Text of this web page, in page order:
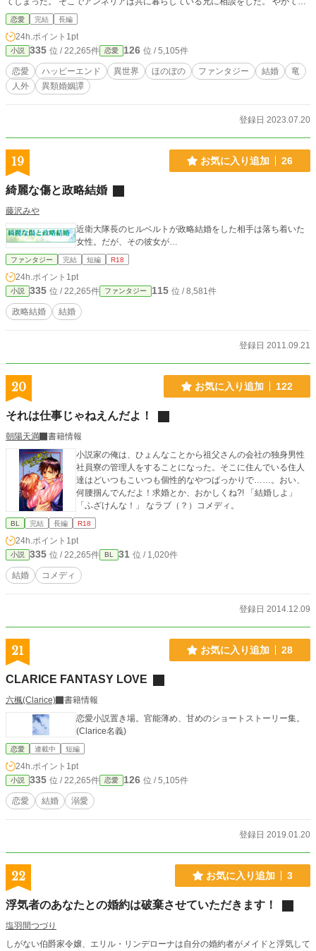
王陛下に呼び出されて、隣国の竜人である炎帝ジゼルハイドに嫁げと言われてし
まう。 竜人とは、化け物である。 アンネリアの国ではそう信じられていた。 け
れど嫁いだ先で、アンネリアはジゼルハイドに大切に扱われる。 それはもう、
大袈裟なぐらい大切に。 妻というよりも小動物みたいな扱いをされる中で、
徐々にジゼルハイド惹かれていくアンネリアと、アンネリアをひたすら可愛いと
思っているジゼルハイドの話です。
恋愛 完結 長編
24h.ポイント 1pt
小説 335 位 / 22,265件 恋愛 126 位 / 5,105件
恋愛 ハッピーエンド 異世界 ほのぼの ファンタジー 結婚
竜
人外
異類婚姻譚
登録日 2023.07.20
19 お気に入り追加 26
綺麗な傷と政略結婚
藤沢みや
近衛大隊長のヒルベルトが政略結婚をした相手は落ち着いた
女性。だが、その彼女が…
ファンタジー 完結 短編 R18
24h.ポイント 1pt
小説 335 位 / 22,265件 ファンタジー 115 位 / 8,581件
政略結婚 結婚
登録日 2011.09.21
20 お気に入り追加 122
それは仕事じゃねえんだよ！
朝陽天満
書籍情報
小説家の俺は、ひょんなことから祖父さんの会社の独身男性
社員寮の管理人をすることになった。そこに住んでいる住人
達はどいつもこいつも個性的なやつばっかりで……。おい、
何腰掴んでんだよ！求婚とか、おかしくね?! 「結婚しよ」
「ふざけんな！」 なラブ（？）コメディ。
BL 完結 長編 R18
24h.ポイント 1pt
小説 335 位 / 22,265件 BL 31 位 / 1,020件
結婚 コメディ
登録日 2014.12.09
21 お気に入り追加 28
CLARICE FANTASY LOVE
六楓(Clarice)
書籍情報
恋愛小説置き場。官能薄め、甘めのショートストーリー集。
(Clarice名義)
恋愛 連載中 短編
24h.ポイント 1pt
小説 335 位 / 22,265件 恋愛 126 位 / 5,105件
恋愛 結婚 溺愛
登録日 2019.01.20
22 お気に入り追加 3
浮気者のあなたとの婚約は破棄させていただきます！
塩羽間つづり
しがない伯爵家令嬢、エリル・リンデローナは自分の婚約者がメイドと浮気して